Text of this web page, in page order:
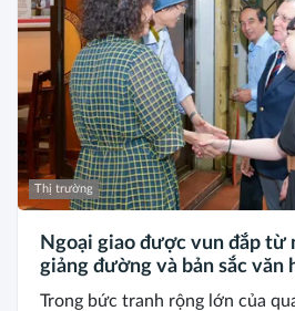
Thị trường
Ngoại giao được vun đắp từ
giảng đường và bản sắc văn
Trong bức tranh rộng lớn của